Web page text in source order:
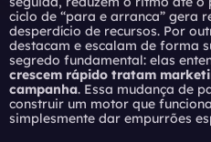
ciclo de “para e arranca” gera
desperdício de recursos. Por
destacam e escalam de forma
segredo fundamental: elas
crescem rápido tratam
campanha. Essa mudança de
construir um motor que
simplesmente dar empurrões